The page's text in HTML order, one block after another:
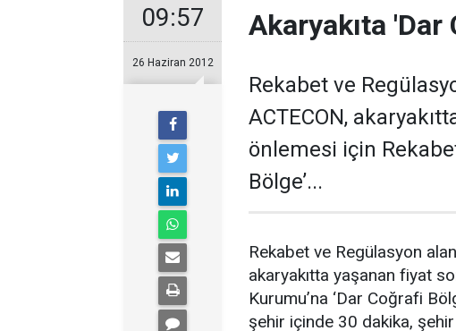
09:57
26 Haziran 2012
Akaryakıta 'Dar
Rekabet ve
ACTECON,
önlemesi için
Bölge’...
Rekabet ve Regülasyon
akaryakıtta yaşanan fiyat
Kurumu’na ‘Dar Coğrafi
şehir içinde 30 dakika,